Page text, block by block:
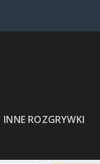
INNE ROZGRYWKI